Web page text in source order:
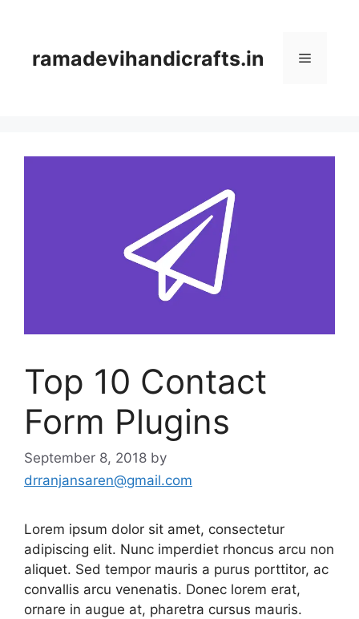
ramadevihandicrafts.in Menu
Top 10 Contact
Form Plugins
September 8, 2018 by
drranjansaren@gmail.com
Lorem ipsum dolor sit amet, consectetur
adipiscing elit. Nunc imperdiet rhoncus arcu non
aliquet. Sed tempor mauris a purus porttitor, ac
convallis arcu venenatis. Donec lorem erat,
ornare in augue at, pharetra cursus mauris.